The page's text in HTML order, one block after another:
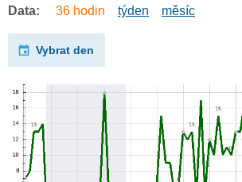
Data: 36 hodin týden měsíc
Vybrat den